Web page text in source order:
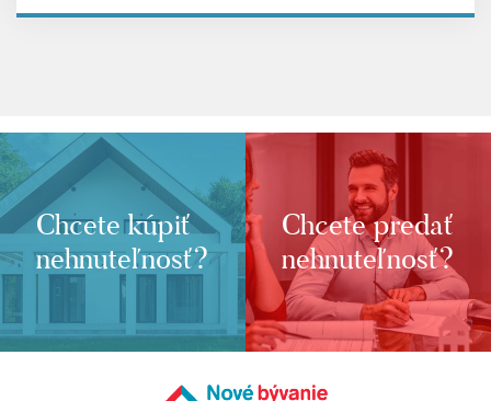
Chcete kúpiť
nehnuteľnosť?
Chcete predať
nehnuteľnosť?